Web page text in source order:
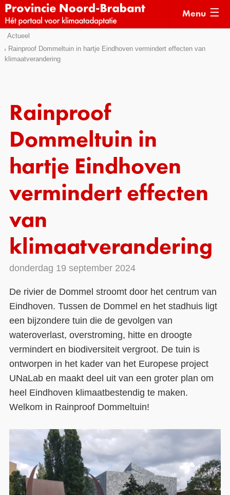
Sla
links
over
het
menu
Direct
naar
de
pagina
Menu
Actueel
Rainproof Dommeltuin in hartje Eindhoven vermindert effecten van
klimaatverandering
Rainproof
Dommeltuin in
hartje Eindhoven
vermindert effecten
van
klimaatverandering
donderdag 19 september 2024
De rivier de Dommel stroomt door het centrum van
Eindhoven. Tussen de Dommel en het stadhuis ligt
een bijzondere tuin die de gevolgen van
wateroverlast, overstroming, hitte en droogte
vermindert en biodiversiteit vergroot. De tuin is
ontworpen in het kader van het Europese project
UNaLab en maakt deel uit van een groter plan om
heel Eindhoven klimaatbestendig te maken.
Welkom in Rainproof Dommeltuin!
Kennisdossiers
Voorbeelden
Subsidies
Monitoring
Contact
Over ons
LIFE-IP Klimaatadaptatie